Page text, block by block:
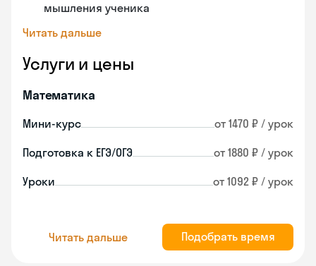
мышления ученика
Читать дальше
Услуги и цены
Математика
Мини-курс от 1470 ₽ / урок
Подготовка к ЕГЭ/ОГЭ от 1880 ₽ / урок
Уроки от 1092 ₽ / урок
Читать дальше Подобрать время